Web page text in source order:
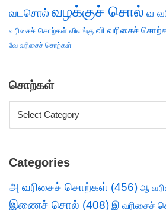
வடசொல் வழக்குச் சொல் வ
வரிசைச் சொற்கள் விலங்கு வி வரிசைச்
வே வரிசைச் சொற்கள்
சொற்கள்
Categories
அ வரிசைச் சொற்கள் (456) ஆ
இணைச் சொல் (408) இ வரிசைச்